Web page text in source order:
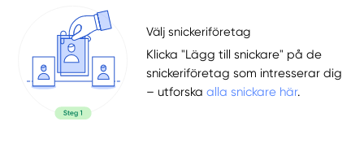
Välj snickeriföretag
Klicka "Lägg till snickare" på de
snickeriföretag som intresserar dig
– utforskaalla snickare här.